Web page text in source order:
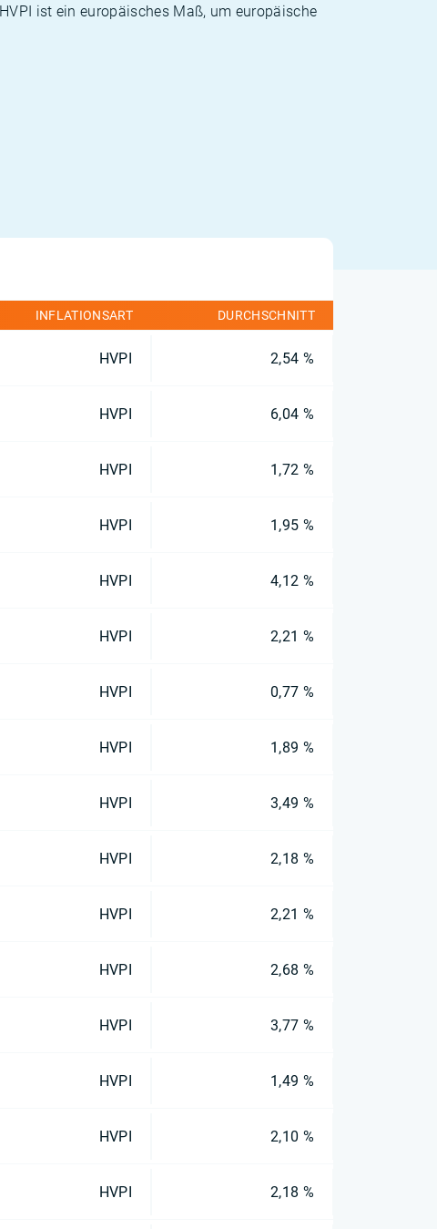
ist ein europäisches Maß, um europäische
INFLATIONSART DURCHSCHNITT
HVPI 2,54 %
HVPI 6,04 %
HVPI 1,72 %
HVPI 1,95 %
HVPI 4,12 %
HVPI 2,21 %
HVPI 0,77 %
HVPI 1,89 %
HVPI 3,49 %
HVPI 2,18 %
HVPI 2,21 %
HVPI 2,68 %
HVPI 3,77 %
HVPI 1,49 %
HVPI 2,10 %
HVPI 2,18 %